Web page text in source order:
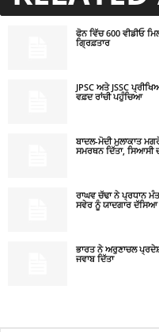
ਫੋਨ ਵਿੱਚ 600 ਵੀਡੀਓ
ਗ੍ਰਿਫ਼ਤਾਰ
JPSC ਅਤੇ JSSC
ਵਫ਼ਦ ਰਾਂਚੀ ਪਹੁੰਚਿਆ
ਬਾਦਲ-ਮੋਦੀ ਮੁਲਾਕਾਤ
ਸਮਰਥਨ ਦਿੱਤਾ, ਸਿਆਸੀ
ਰਾਘਵ ਚੱਢਾ ਨੇ ਪ੍ਰਧਾਨ
ਸਵੇਰ ਨੂੰ ਯਾਦਗਾਰ ਦੱਸਿਆ
ਭਾਰਤ ਨੇ ਅਰੁਣਾਚਲ
ਜਵਾਬ ਦਿੱਤਾ